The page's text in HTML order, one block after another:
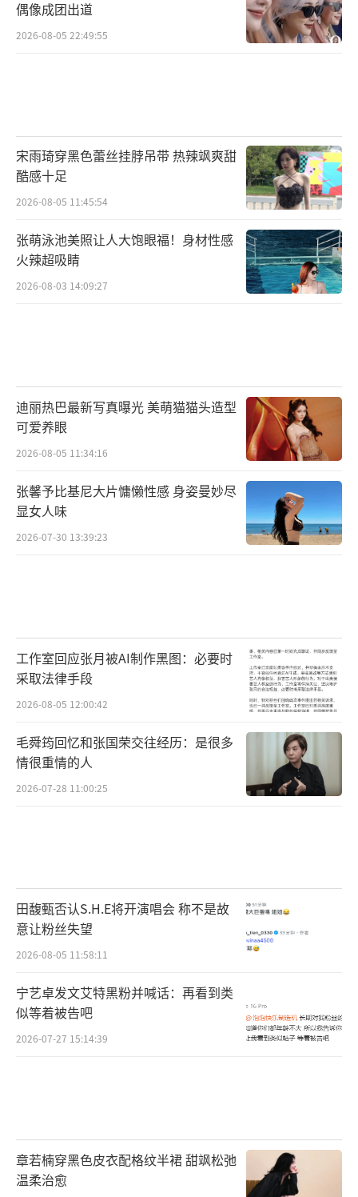
偶像成团出道
2026-08-05 22:49:55
宋雨琦穿黑色蕾丝挂脖吊带 热辣飒爽甜
酷感十足
2026-08-05 11:45:54
张萌泳池美照让人大饱眼福！身材性感
火辣超吸睛
2026-08-03 14:09:27
迪丽热巴最新写真曝光 美萌猫猫头造型
可爱养眼
2026-08-05 11:34:16
张馨予比基尼大片慵懒性感 身姿曼妙尽
显女人味
2026-07-30 13:39:23
工作室回应张月被AI制作黑图：必要时
采取法律手段
2026-08-05 12:00:42
毛舜筠回忆和张国荣交往经历：是很多
情很重情的人
2026-07-28 11:00:25
田馥甄否认S.H.E将开演唱会 称不是故
意让粉丝失望
2026-08-05 11:58:11
宁艺卓发文艾特黑粉并喊话：再看到类
似等着被告吧
2026-07-27 15:14:39
章若楠穿黑色皮衣配格纹半裙 甜飒松弛
温柔治愈